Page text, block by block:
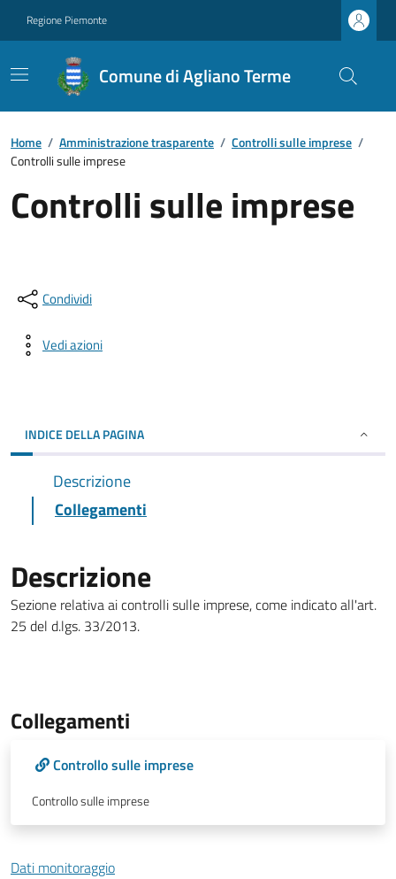
Regione Piemonte
Comune di Agliano Terme
Home / Amministrazione trasparente / Controlli sulle imprese /
Controlli sulle imprese
Controlli sulle imprese
Condividi
Vedi azioni
INDICE DELLA PAGINA
Descrizione
Collegamenti
Descrizione
Sezione relativa ai controlli sulle imprese, come indicato all'art.
25 del d.lgs. 33/2013.
Collegamenti
Controllo sulle imprese
Controllo sulle imprese
Dati monitoraggio